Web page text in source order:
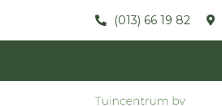
(013) 66 19 82